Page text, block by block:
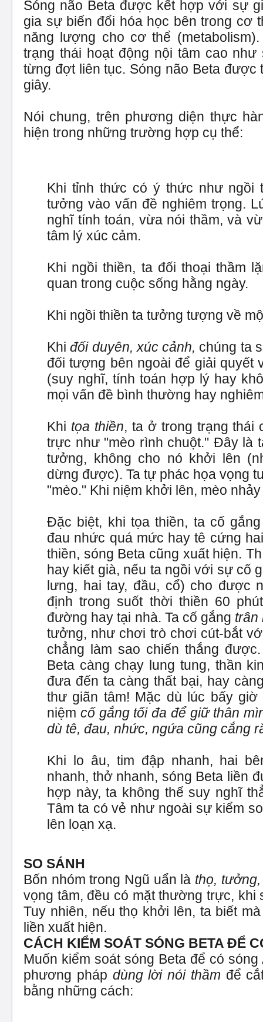
Sóng não Beta được kết hợp với sự
gia sự biến đổi hóa học bên trong cơ
năng lượng cho cơ thể
trạng thái hoạt động nội tâm cao
từng đợt liên tục. Sóng não Beta được
giây.
Nói chung, trên phương diện thực
hiện trong những trường hợp cụ thể:
Khi tỉnh thức có ý thức như ngồi
tưởng vào vấn đề nghiêm trọng.
nghĩ tính toán, vừa nói thầm, và
tâm lý xúc cảm.
Khi ngồi thiền, ta đối thoại thầm
quan trong cuộc sống hằng ngày.
Khi ngồi thiền ta tưởng tượng về
Khiđối duyên, xúc cảnh, chúng ta
đối tượng bên ngoài để giải quyết
(suy nghĩ, tính toán hợp lý hay
mọi vấn đề bình thường hay
Khi tọa thiền, ta ở trong trạng thái
trực như "mèo rình chuột." Đây là
tưởng, không cho nó khởi lên
dừng được). Ta tự phác họa vọng
"mèo." Khi niệm khởi lên, mèo
Đặc biệt, khi tọa thiền, ta cố
đau nhức quá mức hay tê cứng
thiền, sóng Beta cũng xuất hiện.
hay kiết già, nếu ta ngồi với sự cố
lưng, hai tay, đầu, cổ) cho được
định trong suốt thời thiền 60
đường hay tại nhà. Ta cố gắng trân
tưởng, như chơi trò chơi cút-bắt
chẳng làm sao chiến thắng
Beta càng chạy lung tung, thần
đưa đến ta càng thất bại, hay
thư giãn tâm! Mặc dù lúc bấy
niệm cố gắng tối đa để giữ thân
dù tê, đau, nhức, ngứa cũng cắng
Khi lo âu, tim đập nhanh, hai
nhanh, thở nhanh, sóng Beta liền
hợp này, ta không thể suy nghĩ
Tâm ta có vẻ như ngoài sự kiểm
lên loạn xạ.
SO SÁNH
Bốn nhóm trong Ngũ uẩn là thọ,
vọng tâm, đều có mặt thường trực, khi
Tuy nhiên, nếu thọ khởi lên, ta biết
liền xuất hiện.
CÁCH KIỂM SOÁT SÓNG BETA ĐỂ
Muốn kiểm soát sóng Beta để có
phương pháp dùng lời nói thầm để
bằng những cách: